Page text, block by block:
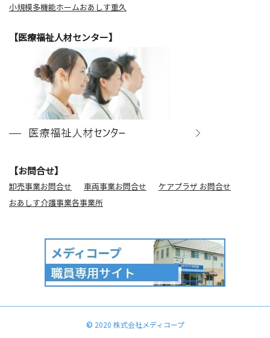
小規模多機能ホームおあしす重久
【医療福祉人材センター】
【お問合せ】
卸売事業お問合せ 車両事業お問合せ
ケアプラザ お問合せ
おあしす介護事業各事業所
© 2020 株式会社メディコープ